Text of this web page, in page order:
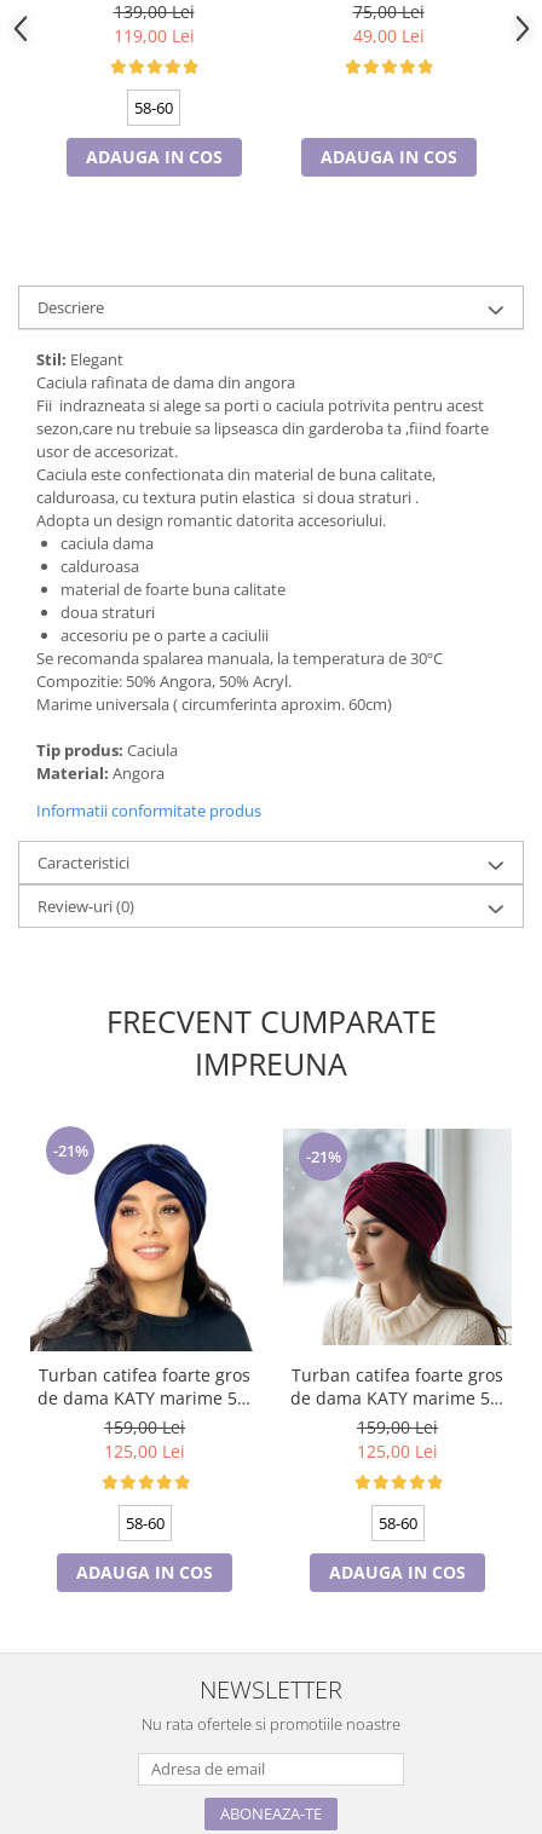
Cadouri pentru Doctori
Cadouri pentru Sfânta Maria
marime universala,
captuseala din polar,
culoare gri
139,00 Lei
119,00 Lei
58-60
ADAUGA IN COS
interior, HONEY mov
curcubeu
75,00 Lei
49,00 Lei
ADAUGA IN COS
Descriere
Stil: Elegant
Caciula rafinata de dama din angora
Fii indrazneata si alege sa porti o caciula potrivita pentru acest
sezon,care nu trebuie sa lipseasca din garderoba ta ,fiind foarte
usor de accesorizat.
Caciula este confectionata din material de buna calitate,
calduroasa, cu textura putin elastica si doua straturi .
Adopta un design romantic datorita accesoriului.
caciula dama
calduroasa
material de foarte buna calitate
doua straturi
accesoriu pe o parte a caciulii
Se recomanda spalarea manuala, la temperatura de 30ºC
Compozitie: 50% Angora, 50% Acryl.
Marime universala ( circumferinta aproxim. 60cm)
Tip produs: Caciula
Material: Angora
Informatii conformitate produs
Caracteristici
Review-uri(0)
FRECVENT CUMPARATE
IMPREUNA
-21%
Turban catifea foarte gros
de dama KATY marime 58-
60, captuseala polar,
culoare bleomarin
159,00 Lei
125,00 Lei
58-60
ADAUGA IN COS
-21%
Turban catifea foarte gros
de dama KATY marime 58-
60, captuseala polar,
culoare wine
159,00 Lei
125,00 Lei
58-60
ADAUGA IN COS
NEWSLETTER
Nu rata ofertele si promotiile noastre